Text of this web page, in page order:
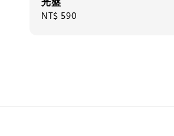
光盤
Regular
NT$ 590